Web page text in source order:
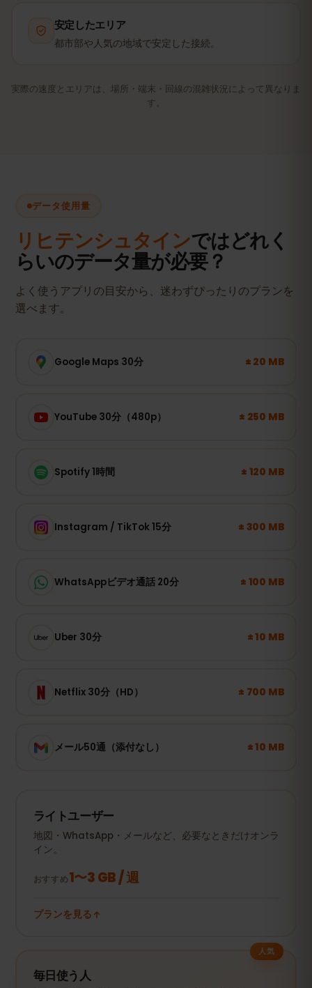
安定したエリア
都市部や人気の地域で安定した接続。
実際の速度とエリアは、場所・端末・回線の混雑状況によって異なりま
す。
データ使用量
リヒテンシュタインではどれく
らいのデータ量が必要？
よく使うアプリの目安から、迷わずぴったりのプランを
選べます。
Google Maps 30分 ± 20 MB
YouTube 30分（480p） ± 250 MB
Spotify 1時間 ± 120 MB
Instagram / TikTok 15分 ± 300 MB
WhatsAppビデオ通話 20分 ± 100 MB
Uber 30分 ± 10 MB
Netflix 30分（HD） ± 700 MB
メール50通（添付なし） ± 10 MB
ライトユーザー
地図・WhatsApp・メールなど、必要なときだけオンラ
イン。
おすすめ1〜3 GB / 週
プランを見る
人気
毎日使う人